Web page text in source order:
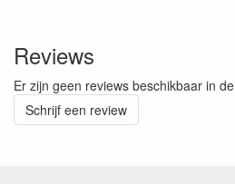
Reviews
Er zijn geen reviews beschikbaar in
Schrijf een review